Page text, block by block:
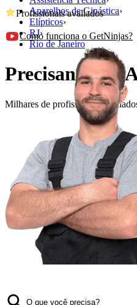
Aparelhos de Ginástica›
Elípticos›
RJ›
Rio de Janeiro
Precisando de
Milhares de profissionais
Profissionais avaliados
Como funciona o GetNinjas?